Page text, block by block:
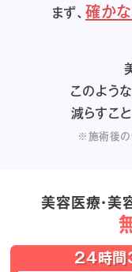
まず、確か
このよう
減らすこ
※施術後の
美容医療・美
24時間